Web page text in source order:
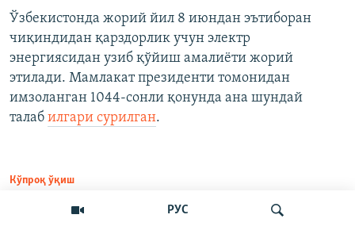
РУС
Ўзбекистонда жорий йил 8 июндан эътиборан
чиқиндидан қарздорлик учун электр
энергиясидан узиб қўйиш амалиёти жорий
этилади. Мамлакат президенти томонидан
имзоланган 1044-сонли қонунда ана шундай
талаб илгари сурилган.
Кўпроқ ўқиш